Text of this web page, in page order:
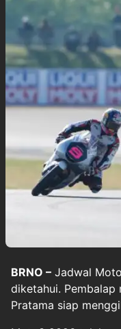
BRNO – Jadwal
diketahui. Pembalap
Pratama siap